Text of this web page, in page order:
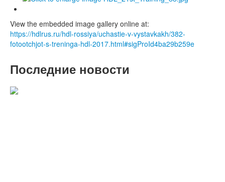
View the embedded image gallery online at:
https://hdlrus.ru/hdl-rossiya/uchastie-v-vystavkakh/382-
fotootchjot-s-treninga-hdl-2017.html#sigProId4ba29b259e
Последние новости